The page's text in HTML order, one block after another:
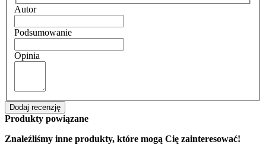
Autor
Podsumowanie
Opinia
Dodaj recenzję
Produkty powiązane
Znaleźliśmy inne produkty, które mogą Cię zainteresować!